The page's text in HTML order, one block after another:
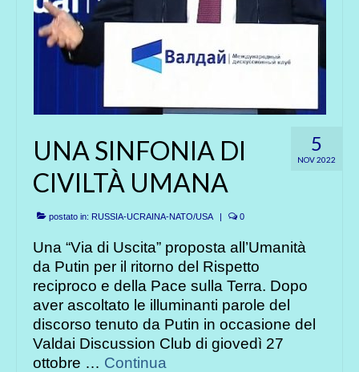
5
NOV 2022
UNA SINFONIA DI
CIVILTÀ UMANA
postato in: RUSSIA-UCRAINA-NATO/USA | 0
Una “Via di Uscita” proposta all’Umanità
da Putin per il ritorno del Rispetto
reciproco e della Pace sulla Terra. Dopo
aver ascoltato le illuminanti parole del
discorso tenuto da Putin in occasione del
Valdai Discussion Club di giovedì 27
ottobre … Continua